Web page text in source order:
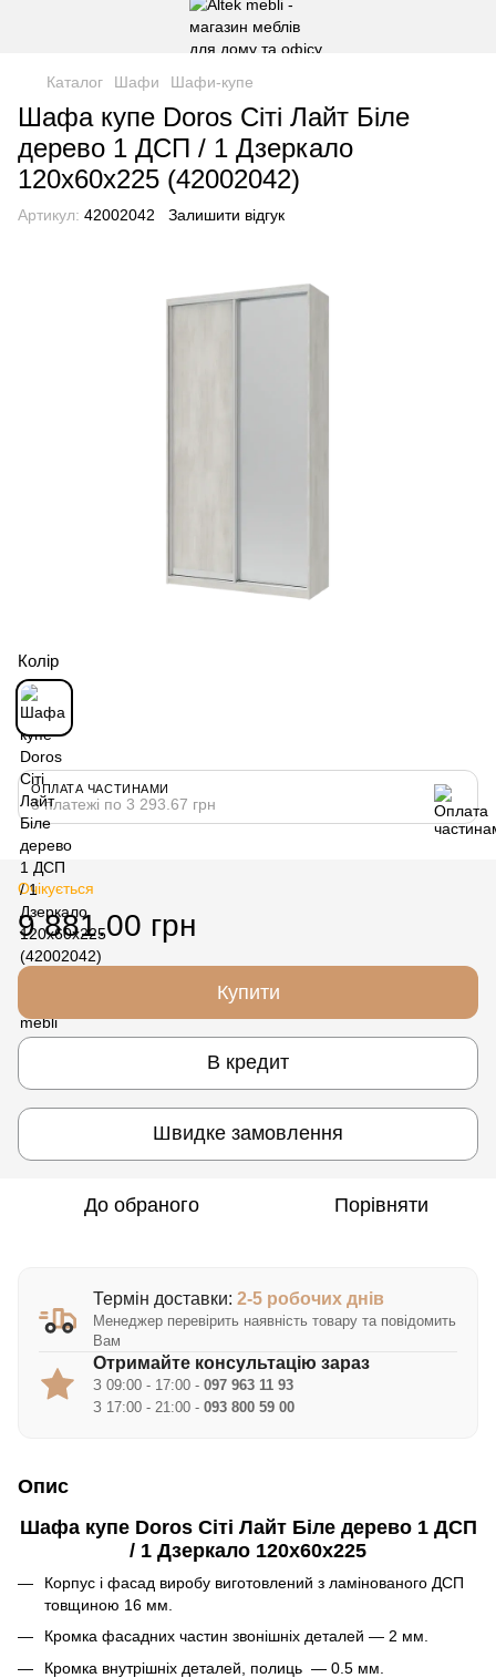
Каталог Шафи Шафи-купе
Шафа купе Doros Сіті Лайт Біле
дерево 1 ДСП / 1 Дзеркало
120х60х225 (42002042)
Артикул: 42002042 Залишити відгук
Колір
ОПЛАТА ЧАСТИНАМИ
3 платежі по 3 293.67 грн
Очікується
9 881.00 грн
Купити
В кредит
Швидке замовлення
До обраного Порівняти
Термін доставки: 2-5 робочих днів
Менеджер перевірить наявність товару та повідомить
Вам
Отримайте консультацію зараз
З 09:00 - 17:00 - 097 963 11 93
З 17:00 - 21:00 - 093 800 59 00
Опис
Шафа купе Doros Сіті Лайт Біле дерево 1 ДСП
/ 1 Дзеркало 120х60х225
Корпус і фасад виробу виготовлений з ламінованого ДСП
товщиною 16 мм.
Кромка фасадних частин звонішніх деталей — 2 мм.
Кромка внутрішніх деталей, полиць — 0.5 мм.